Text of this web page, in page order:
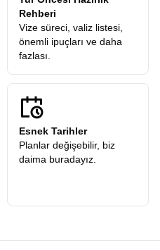
Rehberi
Vize süreci, valiz listesi,
önemli ipuçları ve daha
fazlası.
Esnek Tarihler
Planlar değişebilir, biz
daima buradayız.